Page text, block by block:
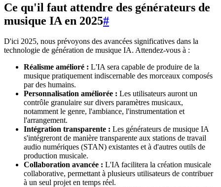
Ce qu'il faut attendre des générateurs de
musique IA en 2025#
D'ici 2025, nous prévoyons des avancées significatives dans la
technologie de génération de musique IA. Attendez-vous à :
Réalisme amélioré : L'IA sera capable de produire de la
musique pratiquement indiscernable des morceaux composés
par des humains.
Personnalisation améliorée : Les utilisateurs auront un
contrôle granulaire sur divers paramètres musicaux,
notamment le genre, l'ambiance, l'instrumentation et
l'arrangement.
Intégration transparente : Les générateurs de musique IA
s'intégreront de manière transparente aux stations de travail
audio numériques (STAN) existantes et à d'autres outils de
production musicale.
Collaboration avancée : L'IA facilitera la création musicale
collaborative, permettant à plusieurs utilisateurs de contribuer
à un seul projet en temps réel.